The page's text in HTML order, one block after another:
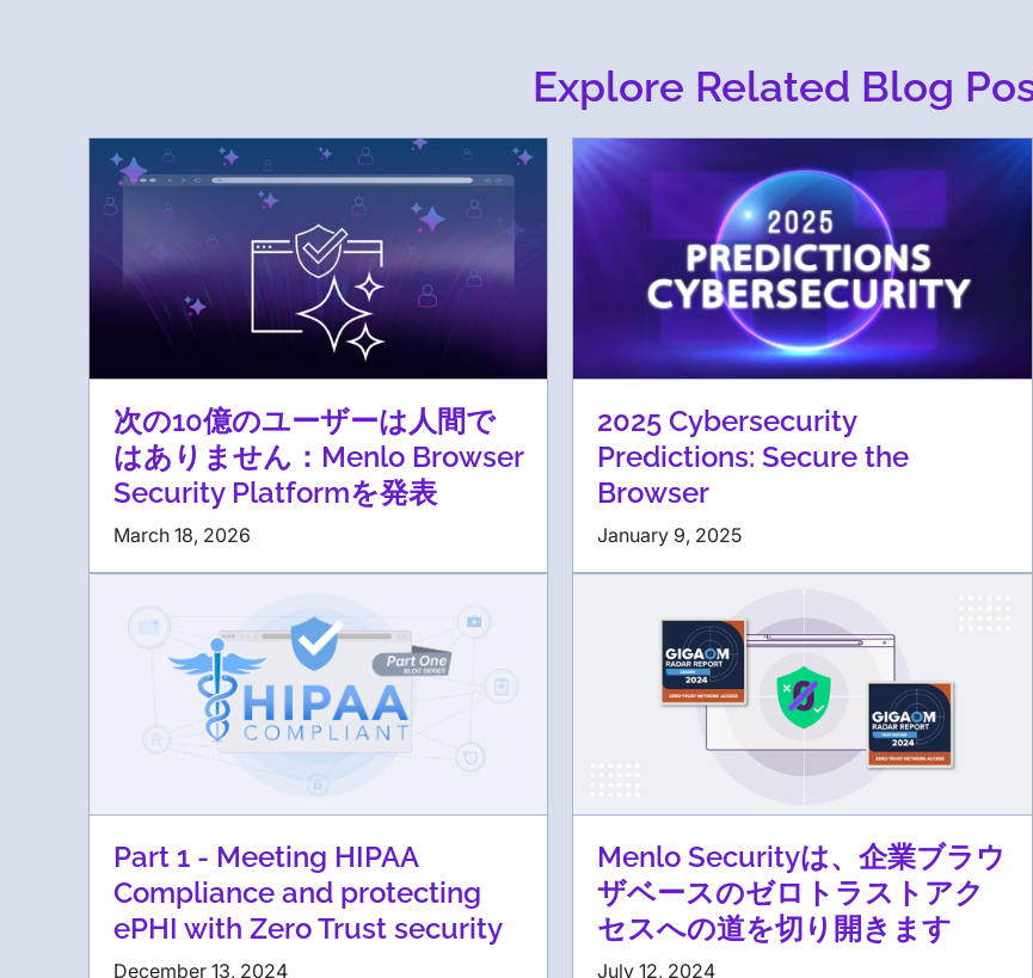
Explore Related Blog
次の10億のユーザーは人間で
はありません：Menlo Browser
Security Platformを発表
March 18, 2026
2025 Cybersecurity
Predictions: Secure the
Browser
January 9, 2025
Part 1 - Meeting HIPAA
Compliance and protecting
ePHI with Zero Trust security
December 13, 2024
Menlo Securityは、企業ブラウ
ザベースのゼロトラストアク
セスへの道を切り開きます
July 12, 2024